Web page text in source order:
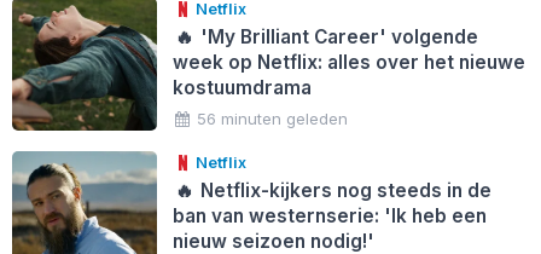
Netflix
🔥 'My Brilliant Career' volgende
week op Netflix: alles over het nieuwe
kostuumdrama
56 minuten geleden
Netflix
🔥 Netflix-kijkers nog steeds in de
ban van westernserie: 'Ik heb een
nieuw seizoen nodig!'